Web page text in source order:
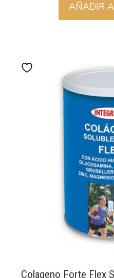
AÑADIR
Colageno Forte Flex